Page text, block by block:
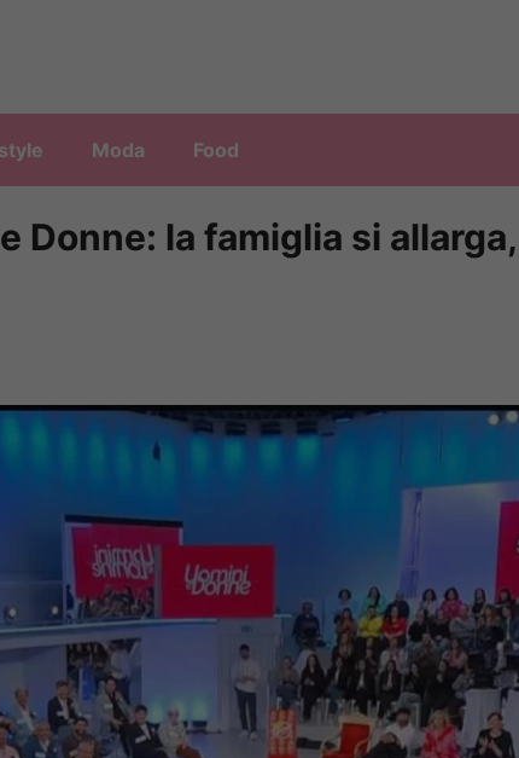
Moda Food
Donne: la famiglia si allarga,